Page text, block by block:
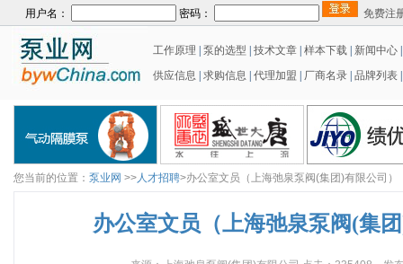
用户名： 密码： 免费注
工作原理 泵的选型 技术文章 样本下载 新闻中心
供应信息
求购信息 代理加盟 厂商名录 品牌列表
您当前的位置： 泵业网 >>人才招聘>办公室文员（上海弛泉泵阀(集团)有限公司）
办公室文员（上海弛泉泵阀(集